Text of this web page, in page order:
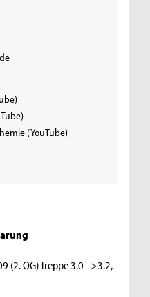
(YouTube)
(2. OG) Treppe 3.0-->3.2,